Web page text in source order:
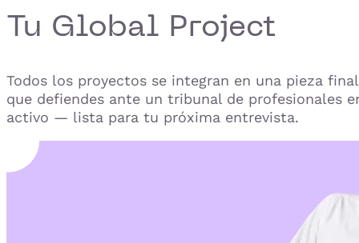
Tu Global Project
Todos los proyectos se integran en una pieza final
que defiendes ante un tribunal de profesionales
activo — lista para tu próxima entrevista.